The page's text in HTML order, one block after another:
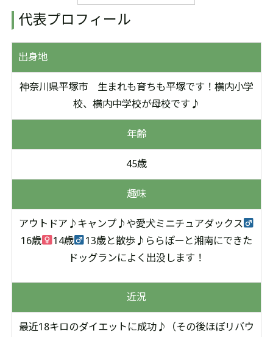
代表プロフィール
出身地
神奈川県平塚市 生まれも育ちも平塚です！横内小学
校、 横内中学校が母校です♪
年齢
45歳
趣味
アウトドア♪キャンプ♪や愛犬ミニチュアダックス
16歳
14歳 13歳と散歩♪ ららぽーと湘南にできた
ドッグランによく出没します！
近況
最近18キロのダイエットに成功♪（その後ほぼリバウ